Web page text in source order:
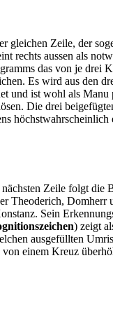
gleichen Zeile, der
rechts aussen als
das von je drei
Es wird aus den
und ist wohl als
Die drei
Zeile folgt die
Theoderich, Domherr
Sein
) zeigt
ausgefüllten
von einem Kreuz